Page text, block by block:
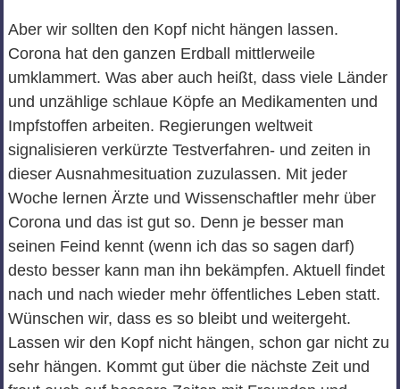
Aber wir sollten den Kopf nicht hängen lassen.
Corona hat den ganzen Erdball mittlerweile
umklammert. Was aber auch heißt, dass viele Länder
und unzählige schlaue Köpfe an Medikamenten und
Impfstoffen arbeiten. Regierungen weltweit
signalisieren verkürzte Testverfahren- und zeiten in
dieser Ausnahmesituation zuzulassen. Mit jeder
Woche lernen Ärzte und Wissenschaftler mehr über
Corona und das ist gut so. Denn je besser man
seinen Feind kennt (wenn ich das so sagen darf)
desto besser kann man ihn bekämpfen. Aktuell findet
nach und nach wieder mehr öffentliches Leben statt.
Wünschen wir, dass es so bleibt und weitergeht.
Lassen wir den Kopf nicht hängen, schon gar nicht zu
sehr hängen. Kommt gut über die nächste Zeit und